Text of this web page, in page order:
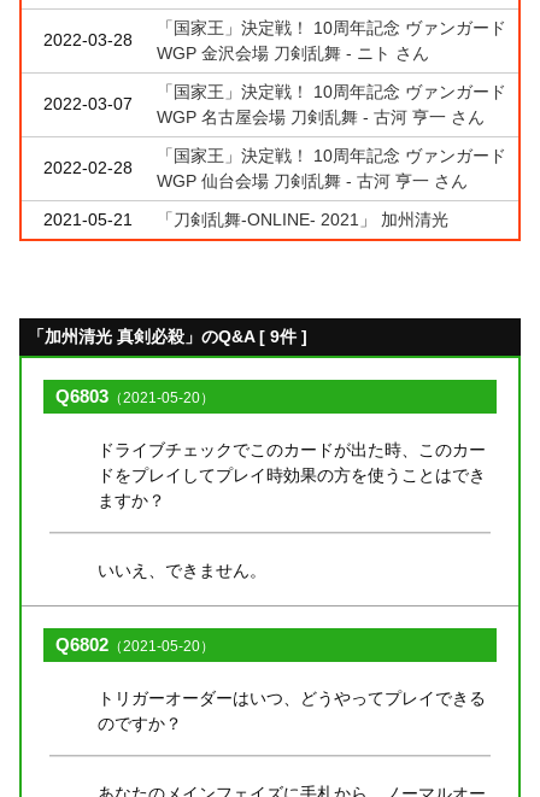
2022-03-28
「国家王」決定戦！ 10周年記念 ヴァンガード
WGP 金沢会場 刀剣乱舞 - ニト さん
2022-03-07
「国家王」決定戦！ 10周年記念 ヴァンガード
WGP 名古屋会場 刀剣乱舞 - 古河 亨一 さん
2022-02-28
「国家王」決定戦！ 10周年記念 ヴァンガード
WGP 仙台会場 刀剣乱舞 - 古河 亨一 さん
2021-05-21
「刀剣乱舞-ONLINE- 2021」 加州清光
「加州清光 真剣必殺」のQ&A [ 9件 ]
Q6803 （2021-05-20）
ドライブチェックでこのカードが出た時、このカー
ドをプレイしてプレイ時効果の方を使うことはでき
ますか？
いいえ、できません。
Q6802 （2021-05-20）
トリガーオーダーはいつ、どうやってプレイできる
のですか？
あなたのメインフェイズに手札から、ノーマルオー